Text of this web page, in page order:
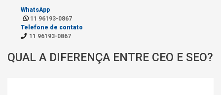
WhatsApp
11 96193-0867
Telefone de contato
11 96193-0867
QUAL A DIFERENÇA ENTRE CEO E SEO?